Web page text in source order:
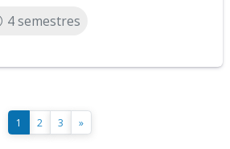
4 semestres
1 2 3 »